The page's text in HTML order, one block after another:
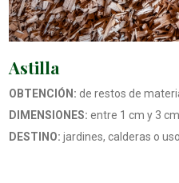
Astilla
OBTENCIÓN: de restos de
DIMENSIONES: entre 1 cm y 3
DESTINO: jardines, calderas o